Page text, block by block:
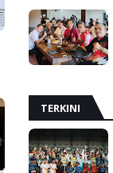
TERKINI